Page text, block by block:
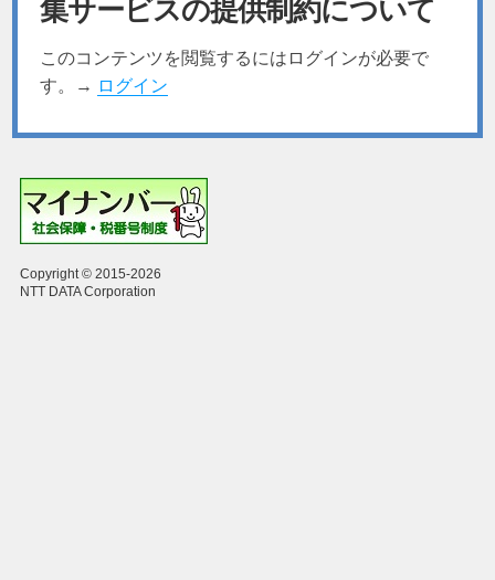
集サービスの提供制約について
このコンテンツを閲覧するにはログインが必要で
す。→ ログイン
Copyright © 2015-2026
NTT DATA Corporation